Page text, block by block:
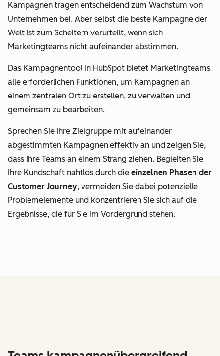
Kampagnen tragen entscheidend zum Wachstum von
Unternehmen bei. Aber selbst die beste Kampagne der
Welt ist zum Scheitern verurteilt, wenn sich
Marketingteams nicht aufeinander abstimmen.
Das Kampagnentool in HubSpot bietet Marketingteams
alle erforderlichen Funktionen, um Kampagnen an
einem zentralen Ort zu erstellen, zu verwalten und
gemeinsam zu bearbeiten.
Sprechen Sie Ihre Zielgruppe mit aufeinander
abgestimmten Kampagnen effektiv an und zeigen Sie,
dass Ihre Teams an einem Strang ziehen. Begleiten Sie
Ihre Kundschaft nahtlos durch die einzelnen Phasen der
Customer Journey, vermeiden Sie dabei potenzielle
Problemelemente und konzentrieren Sie sich auf die
Ergebnisse, die für Sie im Vordergrund stehen.